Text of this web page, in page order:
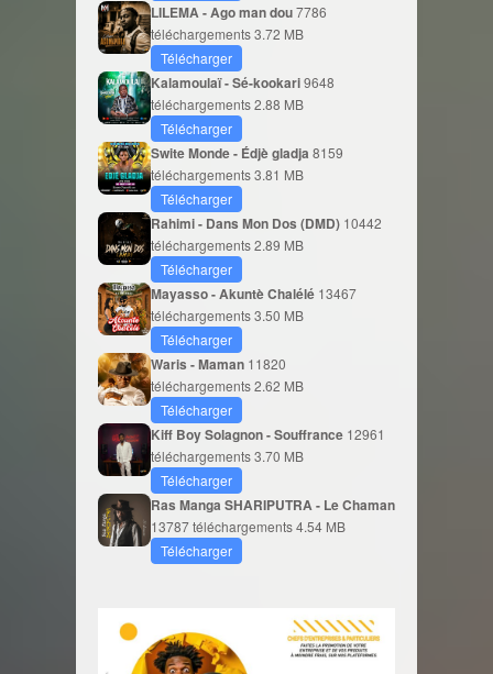
LILEMA - Ago man dou7786
téléchargements3.72 MB
Télécharger
Kalamoulaï - Sé-kookari9648
téléchargements2.88 MB
Télécharger
Swite Monde - Édjè gladja 8159
téléchargements3.81 MB
Télécharger
Rahimi - Dans Mon Dos (DMD) 10442
téléchargements2.89 MB
Télécharger
Mayasso - Akuntè Chalélé 13467
téléchargements3.50 MB
Télécharger
Waris - Maman 11820
téléchargements2.62 MB
Télécharger
Kiff Boy Solagnon - Souffrance 12961
téléchargements3.70 MB
Télécharger
Ras Manga SHARIPUTRA - Le Chaman
13787 téléchargements4.54 MB
Télécharger